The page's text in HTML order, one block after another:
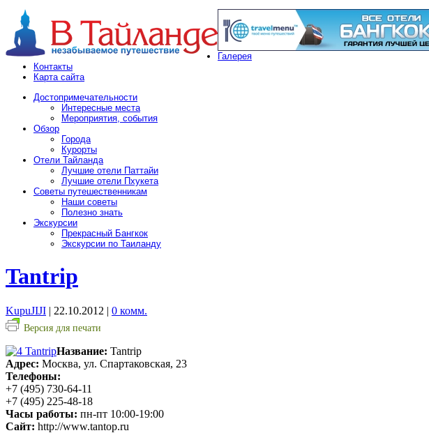
Галерея
Контакты
Карта сайта
Достопримечательности
Интересные места
Мероприятия, события
Обзор
Города
Курорты
Отели Тайланда
Лучшие отели Паттайи
Лучшие отели Пхукета
Советы путешественникам
Наши советы
Полезно знать
Экскурсии
Прекрасный Бангкок
Экскурсии по Таиланду
Tantrip
KupuJIJI | 22.10.2012 | 0 комм.
Версия для печати
Название: Tantrip
Адрес: Москва, ул. Спартаковская, 23
Телефоны:
+7 (495) 730-64-11
+7 (495) 225-48-18
Часы работы: пн-пт 10:00-19:00
Сайт: http://www.tantop.ru